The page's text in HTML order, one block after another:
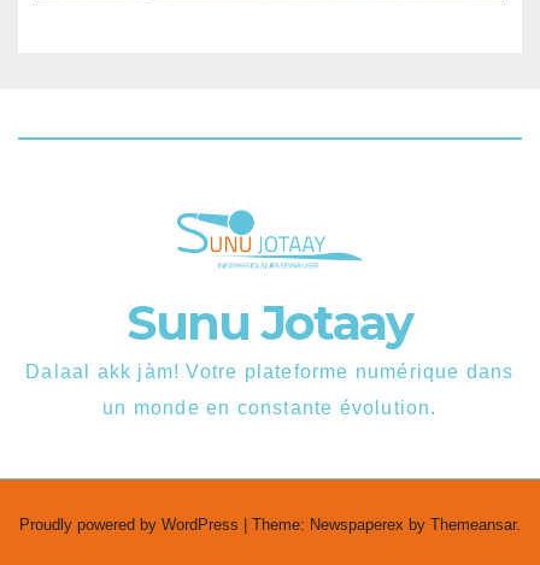
Sunu Jotaay
Dalaal akk jàm! Votre plateforme numérique dans
un monde en constante évolution.
Proudly powered by WordPress Theme: Newspaperex by Themeansar.